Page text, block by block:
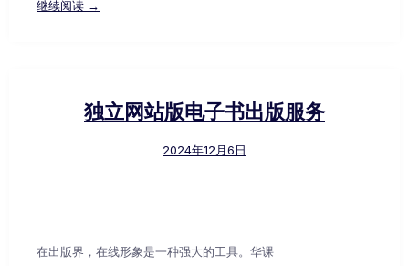
继续阅读 →
独立网站版电子书出版服务
2024年12月6日
在出版界，在线形象是一种强大的工具。华课